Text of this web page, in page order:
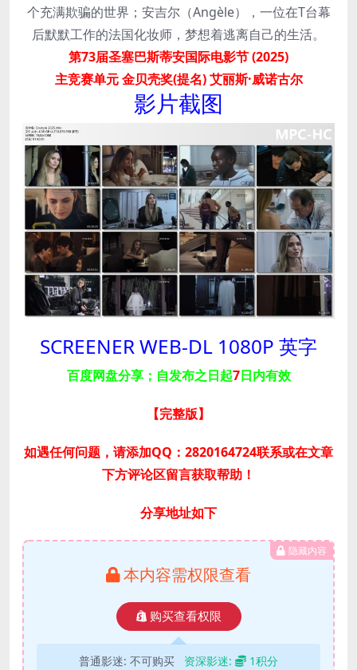
个充满欺骗的世界；安吉尔（Angèle），一位在T台幕
后默默工作的法国化妆师，梦想着逃离自己的生活。
第73届圣塞巴斯蒂安国际电影节 (2025)
主竞赛单元 金贝壳奖(提名) 艾丽斯·威诺古尔
影片截图
SCREENER WEB-DL 1080P 英字
百度网盘分享；自发布之日起7日内有效
【完整版】
如遇任何问题，请添加QQ：2820164724联系或在文章
下方评论区留言获取帮助！
分享地址如下
隐藏内容
本内容需权限查看
购买查看权限
普通影迷: 不可购买 资深影迷:
1积分